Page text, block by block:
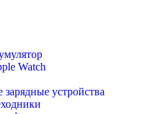
Watch
устройства